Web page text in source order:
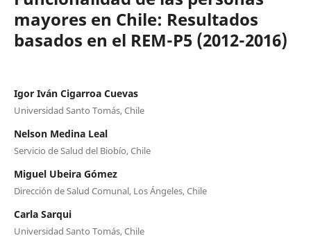
mayores en Chile: Resultados
basados en el REM-P5 (2012-2016)
Igor Iván Cigarroa Cuevas
Universidad Santo Tomás, Chile
Nelson Medina Leal
Servicio de Salud del Biobío, Chile
Miguel Ubeira Gómez
Dirección de Salud Comunal, Los Ángeles, Chile
Carla Sarqui
Universidad Santo Tomás, Chile